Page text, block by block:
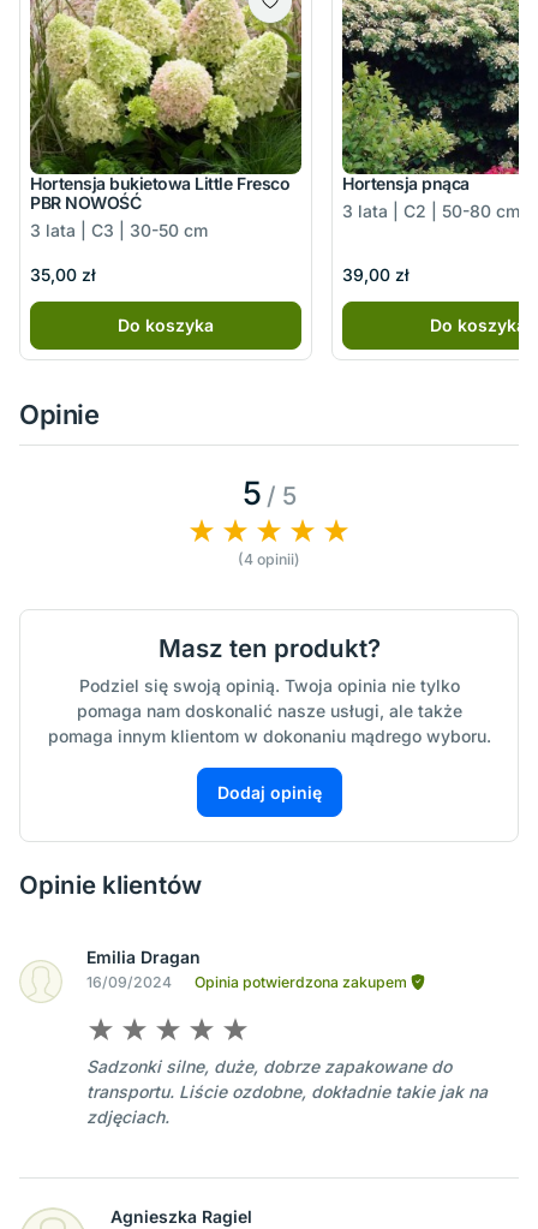
Hortensja bukietowa Little Fresco
PBR NOWOŚĆ
3 lata | C3 | 30-50 cm
35,00 zł
Do koszyka
Hortensja pnąca
3 lata | C2 | 50-80 cm
39,00 zł
Do koszyka
Opinie
5 / 5
(4 opinii)
Masz ten produkt?
Podziel się swoją opinią. Twoja opinia nie tylko
pomaga nam doskonalić nasze usługi, ale także
pomaga innym klientom w dokonaniu mądrego wyboru.
Dodaj opinię
Opinie klientów
Emilia Dragan
16/09/2024 Opinia potwierdzona zakupem
Sadzonki silne, duże, dobrze zapakowane do
transportu. Liście ozdobne, dokładnie takie jak na
zdjęciach.
Agnieszka Ragiel